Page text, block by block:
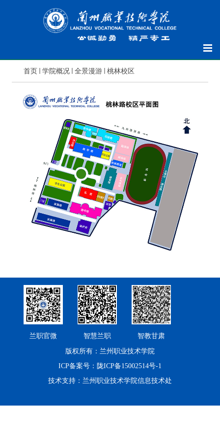
首页 学院概况 全景漫游 桃林校区
兰职官微 智慧兰职 智教甘肃
版权所有：兰州职业技术学院
ICP备案号：陇ICP备15002514号-1
技术支持：兰州职业技术学院信息技术处